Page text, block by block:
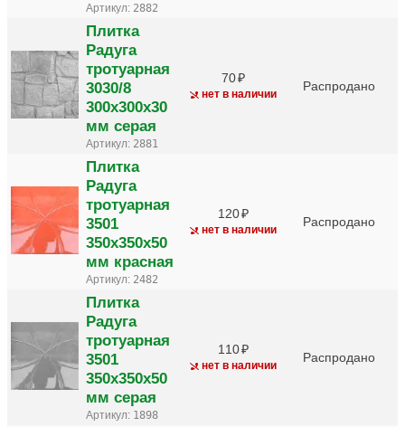
Артикул: 2882
Плитка
Радуга
тротуарная
3030/8
300х300х30
мм серая
Артикул: 2881
70
нет в наличии
Распродано
Плитка
Радуга
тротуарная
3501
350х350х50
мм красная
Артикул: 2482
120
нет в наличии
Распродано
Плитка
Радуга
тротуарная
3501
350х350х50
мм серая
Артикул: 1898
110
нет в наличии
Распродано